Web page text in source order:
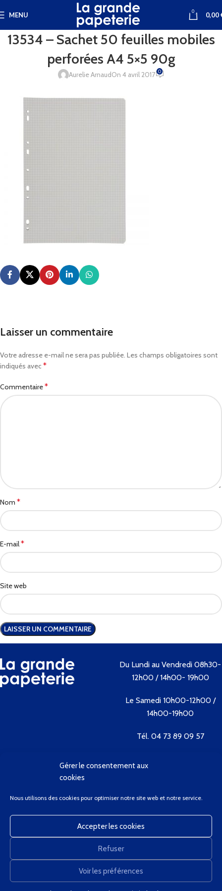
Gérer le consentement aux
cookies
Nous utilisons des cookies pour optimiser notre site web et notre service.
Accepter les cookies
Refuser
Voir les préférences
MENU 0 0,00
13534 – Sachet 50 feuilles mobiles
perforées A4 5×5 90g
Aurelie ArnaudOn 4 avril 2017 0
Laisser un commentaire
Votre adresse e-mail ne sera pas publiée. Les champs obligatoires sont
indiqués avec *
Commentaire*
Nom *
E-mail*
Site web
Du Lundi au Vendredi 08h30-
12h00 / 14h00- 19h00
Le Samedi 10h00-12h00 /
14h00-19h00
Tél. 04 73 89 09 57
Contactez-nous
Bienvenue
Contactez-Nous
Client Privilège
Mon Compte
Panier
Nous utilisons des cookies pour améliorer votre expérience sur notre site